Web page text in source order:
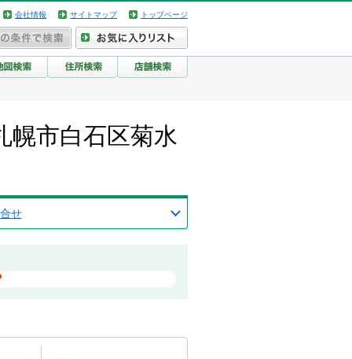
会社情報 サイトマップ トップページ
市白石区菊水
せ